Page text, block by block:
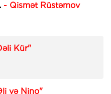
- Qismət Rüstəmov
Kür"
və Nino"